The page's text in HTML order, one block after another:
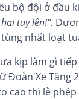
bộ đội ở đầu
tay lên!”.
nhất loạt
kịp làm gì
Đoàn Xe Tăng
cao thì lễ phép